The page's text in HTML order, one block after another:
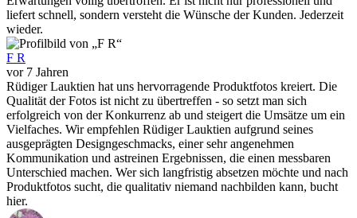
liefert schnell, sondern versteht die Wünsche der Kunden. Jederzeit
wieder.
F R
vor 7 Jahren
Rüdiger Lauktien hat uns hervorragende Produktfotos kreiert. Die
Qualität der Fotos ist nicht zu übertreffen - so setzt man sich
erfolgreich von der Konkurrenz ab und steigert die Umsätze um ein
Vielfaches. Wir empfehlen Rüdiger Lauktien aufgrund seines
ausgeprägten Designgeschmacks, einer sehr angenehmen
Kommunikation und astreinen Ergebnissen, die einen messbaren
Unterschied machen. Wer sich langfristig absetzen möchte und nach
Produktfotos sucht, die qualitativ niemand nachbilden kann, bucht
hier.